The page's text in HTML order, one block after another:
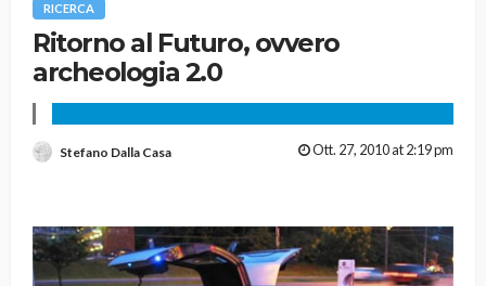
RICERCA
Ritorno al Futuro, ovvero
archeologia 2.0
Stefano Dalla Casa Ott. 27, 2010 at 2:19 pm